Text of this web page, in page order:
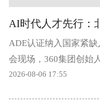
AI时代人才先行：
ADE认证纳入国家紧
会现场，360集团创始
证书，标...
2026-08-06 17:55